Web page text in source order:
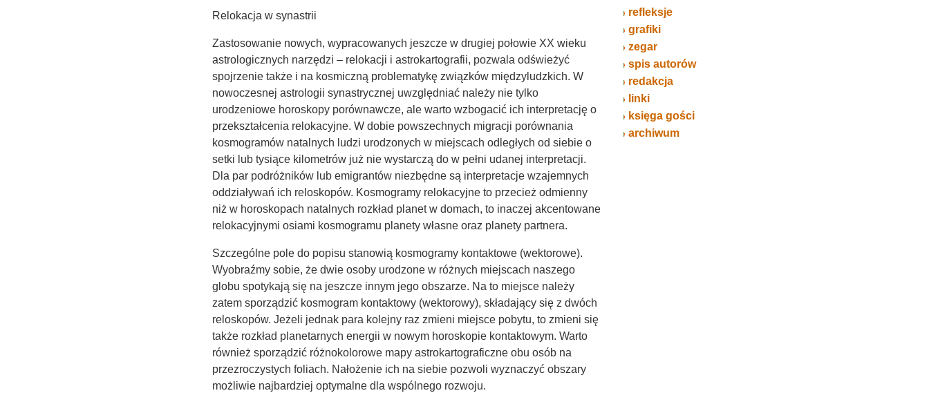
refleksje
grafiki
zegar
spis autorów
redakcja
linki
księga gości
archiwum
Relokacja w synastrii
Zastosowanie nowych, wypracowanych jeszcze w drugiej połowie XX wieku
astrologicznych narzędzi – relokacji i astrokartografii, pozwala odświeżyć
spojrzenie także i na kosmiczną problematykę związków międzyludzkich. W
nowoczesnej astrologii synastrycznej uwzględniać należy nie tylko
urodzeniowe horoskopy porównawcze, ale warto wzbogacić ich interpretację o
przekształcenia relokacyjne. W dobie powszechnych migracji porównania
kosmogramów natalnych ludzi urodzonych w miejscach odległych od siebie o
setki lub tysiące kilometrów już nie wystarczą do w pełni udanej interpretacji.
Dla par podróżników lub emigrantów niezbędne są interpretacje wzajemnych
oddziaływań ich reloskopów. Kosmogramy relokacyjne to przecież odmienny
niż w horoskopach natalnych rozkład planet w domach, to inaczej akcentowane
relokacyjnymi osiami kosmogramu planety własne oraz planety partnera.
Szczególne pole do popisu stanowią kosmogramy kontaktowe (wektorowe).
Wyobraźmy sobie, że dwie osoby urodzone w różnych miejscach naszego
globu spotykają się na jeszcze innym jego obszarze. Na to miejsce należy
zatem sporządzić kosmogram kontaktowy (wektorowy), składający się z dwóch
reloskopów. Jeżeli jednak para kolejny raz zmieni miejsce pobytu, to zmieni się
także rozkład planetarnych energii w nowym horoskopie kontaktowym. Warto
również sporządzić różnokolorowe mapy astrokartograficzne obu osób na
przezroczystych foliach. Nałożenie ich na siebie pozwoli wyznaczyć obszary
możliwie najbardziej optymalne dla wspólnego rozwoju.